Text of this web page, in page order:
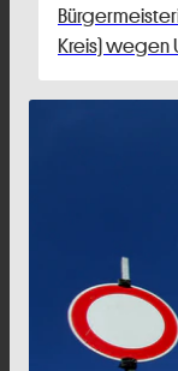
Kreis) wegen